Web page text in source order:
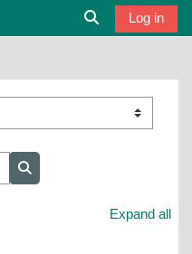
Toggle search
Log in
Search courses
Expand all